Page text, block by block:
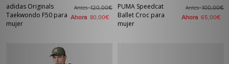
adidas Originals
Taekwondo F50 para
mujer
Antes120,00€
Ahora 80,00€
PUMA Speedcat
Ballet Croc para
mujer
Antes100,00€
Ahora 65,00€